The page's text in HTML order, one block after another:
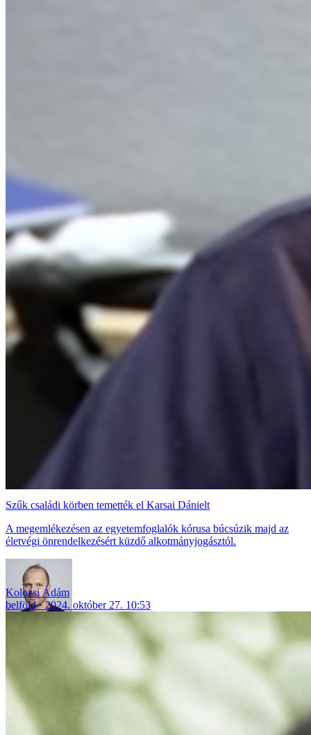
Szűk családi körben temették el Karsai Dánielt
A megemlékezésen az egyetemfoglalók kórusa búcsúzik majd az
életvégi önrendelkezésért küzdő alkotmányjogásztól.
Kolozsi Ádám
belföld
2024. október 27. 10:53